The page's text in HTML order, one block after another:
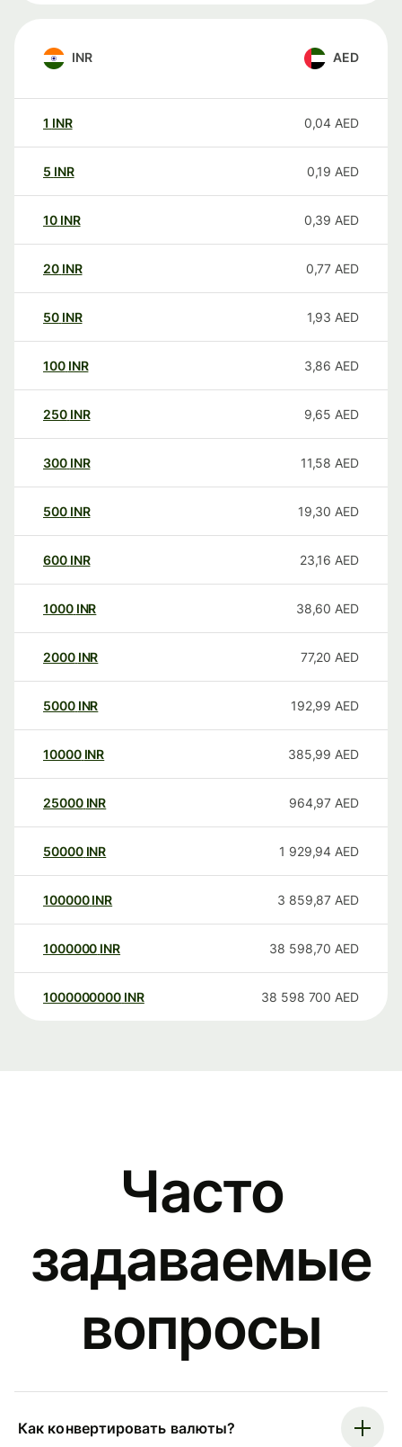
INR AED
1 INR 0,04 AED
5 INR 0,19 AED
10 INR 0,39 AED
20 INR 0,77 AED
50 INR 1,93 AED
100 INR 3,86 AED
250 INR 9,65 AED
300 INR 11,58 AED
500 INR 19,30 AED
600 INR 23,16 AED
1000 INR 38,60 AED
2000 INR 77,20 AED
5000 INR 192,99 AED
10000 INR 385,99 AED
25000 INR 964,97 AED
50000 INR 1 929,94 AED
100000 INR 3 859,87 AED
1000000 INR 38 598,70 AED
1000000000 INR 38 598 700 AED
Часто
задаваемые
вопросы
Как конвертировать валюты?